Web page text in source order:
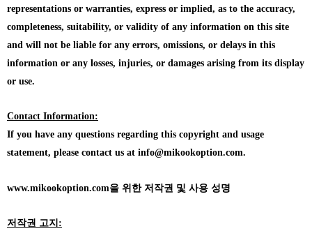
representations or warranties, express or implied, as to the accuracy,
completeness, suitability, or validity of any information on this site
and will not be liable for any errors, omissions, or delays in this
information or any losses, injuries, or damages arising from its display
or use.
Contact Information:
If you have any questions regarding this copyright and usage
statement, please contact us at info@mikookoption.com.
www.mikookoption.com을 위한 저작권 및 사용 성명
저작권 고지: